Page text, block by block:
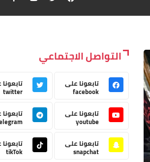
التواصل الاجتماعي
تابعونا على
facebook
twitter
تابعونا على
youtube
تابعونا على
snapchat
tikTok